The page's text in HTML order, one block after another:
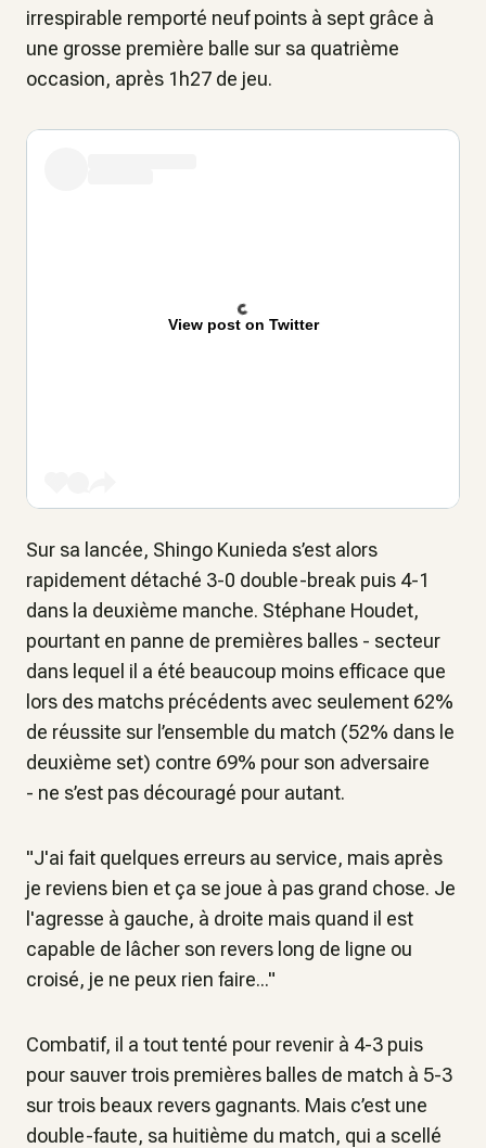
irrespirable remporté neuf points à sept grâce à
une grosse première balle sur sa quatrième
occasion, après 1h27 de jeu.
View post on Twitter
Sur sa lancée, Shingo Kunieda s’est alors
rapidement détaché 3-0 double-break puis 4-1
dans la deuxième manche. Stéphane Houdet,
pourtant en panne de premières balles - secteur
dans lequel il a été beaucoup moins efficace que
lors des matchs précédents avec seulement 62%
de réussite sur l’ensemble du match (52% dans le
deuxième set) contre 69% pour son adversaire
- ne s’est pas découragé pour autant.
"J'ai fait quelques erreurs au service, mais après
je reviens bien et ça se joue à pas grand chose. Je
l'agresse à gauche, à droite mais quand il est
capable de lâcher son revers long de ligne ou
croisé, je ne peux rien faire..."
Combatif, il a tout tenté pour revenir à 4-3 puis
pour sauver trois premières balles de match à 5-3
sur trois beaux revers gagnants. Mais c’est une
double-faute, sa huitième du match, qui a scellé